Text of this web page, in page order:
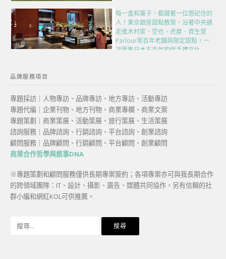
每一盒和菓子，都藏著一位想記住的
人！東京銀座甜點散策，沿著中央通
走進木村家、空也、虎屋、資生堂
Parlour等百年老舖與限定甜點，一
次匯集日本五百年的伴手禮文化
品牌服務項目
專題採訪｜人物專訪、品牌專訪、地方專訪、活動專訪
專題代編｜企業刊物、地方刊物、商業專欄、商業文案
專題策劃｜商業策展、活動策展、旅行策展、生活策展
諮詢服務｜品牌諮詢、行銷諮詢、平台諮詢、創業諮詢
顧問服務｜品牌顧問、行銷顧問、平台顧問、創業顧問
商業合作哲學與敘事DNA
※專題策劃和顧問服務僅供長期專案簽約；各項專案亦可與我長期合作
的跨領域團隊：IT、設計、攝影、廣告、媒體共同協作，另有信賴的社
群小編和網紅KOL可供推薦。